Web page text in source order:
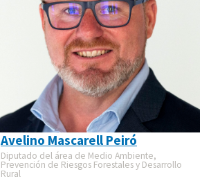
Avelino Mascarell Peiró
Diputado del área de Medio Ambiente,
Prevención de Riesgos Forestales y Desarrollo
Rural